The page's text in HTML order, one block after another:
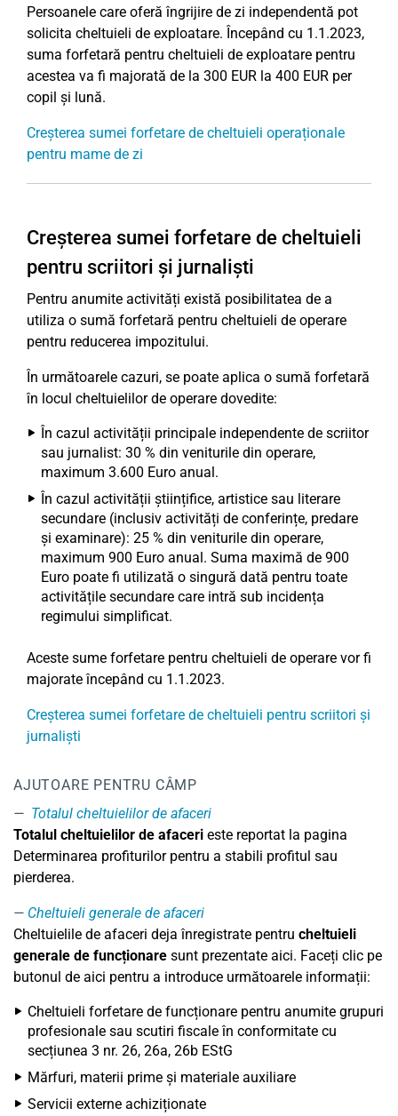
Persoanele care oferă îngrijire de zi independentă pot
solicita cheltuieli de exploatare. Începând cu 1.1.2023,
suma forfetară pentru cheltuieli de exploatare pentru
acestea va fi majorată de la 300 EUR la 400 EUR per
copil și lună.
Creșterea sumei forfetare de cheltuieli operaționale
pentru mame de zi
Creșterea sumei forfetare de cheltuieli
pentru scriitori și jurnaliști
Pentru anumite activități există posibilitatea de a
utiliza o sumă forfetară pentru cheltuieli de operare
pentru reducerea impozitului.
În următoarele cazuri, se poate aplica o sumă forfetară
în locul cheltuielilor de operare dovedite:
În cazul activității principale independente de scriitor
sau jurnalist: 30 % din veniturile din operare,
maximum 3.600 Euro anual.
În cazul activității științifice, artistice sau literare
secundare (inclusiv activități de conferințe, predare
și examinare): 25 % din veniturile din operare,
maximum 900 Euro anual. Suma maximă de 900
Euro poate fi utilizată o singură dată pentru toate
activitățile secundare care intră sub incidența
regimului simplificat.
Aceste sume forfetare pentru cheltuieli de operare vor fi
majorate începând cu 1.1.2023.
Creșterea sumei forfetare de cheltuieli pentru scriitori și
jurnaliști
AJUTOARE PENTRU CÂMP
Totalul cheltuielilor de afaceri
Totalul cheltuielilor de afaceri este reportat la pagina
Determinarea profiturilor pentru a stabili profitul sau
pierderea.
Cheltuieli generale de afaceri
Cheltuielile de afaceri deja înregistrate pentru cheltuieli
generale de funcționare sunt prezentate aici. Faceți clic pe
butonul de aici pentru a introduce următoarele informații:
Cheltuieli forfetare de funcționare pentru anumite grupuri
profesionale sau scutiri fiscale în conformitate cu
secțiunea 3 nr. 26, 26a, 26b EStG
Mărfuri, materii prime și materiale auxiliare
Servicii externe achiziționate